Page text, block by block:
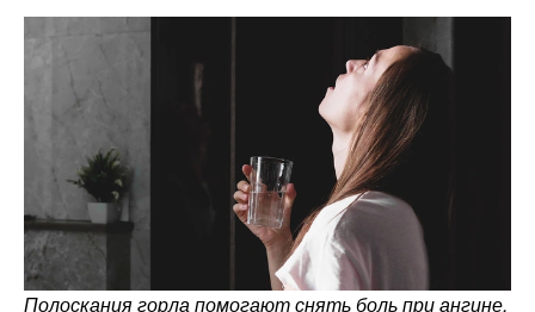
Полоскания горла помогают снять боль при ангине.